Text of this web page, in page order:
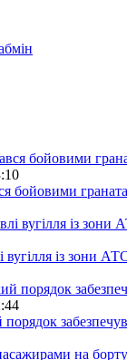
бойовими
із зони